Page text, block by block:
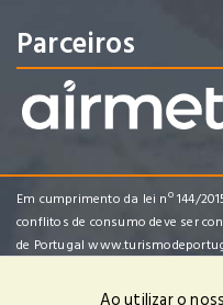
Parceiros
Em cumprimento da lei nº 144/
conflitos de consumo deve ser
de Portugal